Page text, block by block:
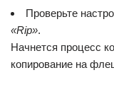
Проверьте
«Rip».
Начнется процесс
копирование на